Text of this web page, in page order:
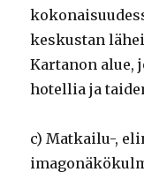
keskustan
Kartanon alue,
hotellia ja
c) Matkailu-,